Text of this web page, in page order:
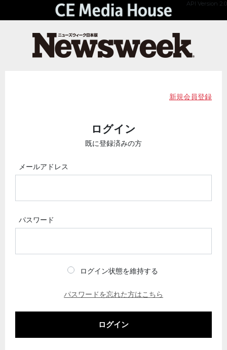
API Version 2.0
新規会員登録
ログイン
既に登録済みの方
メールアドレス
パスワード
ログイン状態を維持する
パスワードを忘れた方はこちら
ログイン